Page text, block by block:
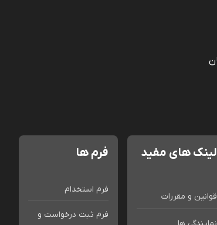
لینک های مفید
قوانین و مقررات
فرم ها
فرم استخدام
فرم ثبت درخواست و